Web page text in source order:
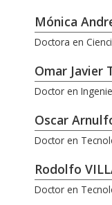
Mónica
Doctora en
Omar Javier
Doctor en
Oscar
Doctor en
Rodolfo
Doctor en